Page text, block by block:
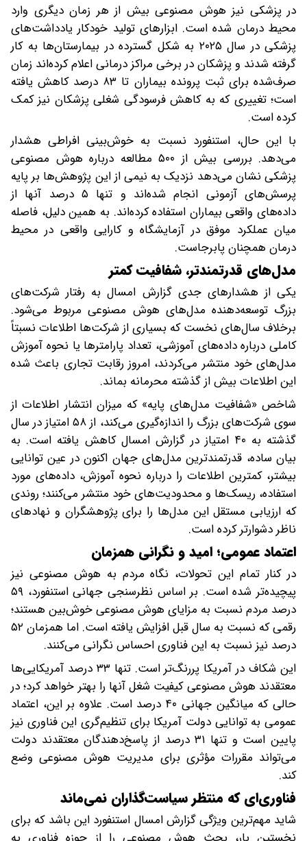
در پزشکی نیز هوش مصنوعی بیش از هر زمان دیگری وارد
محیط درمان شده است. ابزارهای تولید خودکار یادداشت‌های
پزشکی در سال ۲۰۲۵ به شکل گسترده در بیمارستان‌ها به کار
گرفته شدند و پزشکان در برخی مراکز درمانی اعلام کرده‌اند زمان
صرف‌شده برای ثبت پرونده بیماران تا ۸۳ درصد کاهش یافته
است؛ تغییری که به کاهش فرسودگی شغلی پزشکان نیز کمک
کرده است.
با این حال، استنفورد نسبت به خوش‌بینی افراطی هشدار
می‌دهد. بررسی بیش از ۵۰۰ مطالعه درباره هوش مصنوعی
پزشکی نشان می‌دهد نزدیک به نیمی از این پژوهش‌ها بر پایه
پرسش‌های آزمونی انجام شده‌اند و تنها ۵ درصد آنها از
داده‌های واقعی بیماران استفاده کرده‌اند. به همین دلیل، فاصله
میان عملکرد موفق در آزمایشگاه و کارایی واقعی در محیط
درمان همچنان پابرجاست.
مدل‌های قدرتمندتر، شفافیت کمتر
یکی از هشدارهای جدی گزارش امسال به رفتار شرکت‌های
بزرگ توسعه‌دهنده مدل‌های هوش مصنوعی مربوط می‌شود.
برخلاف سال‌های نخست که بسیاری از شرکت‌ها اطلاعات نسبتاً
کاملی درباره داده‌های آموزشی، تعداد پارامترها یا نحوه آموزش
مدل‌های خود منتشر می‌کردند، امروز رقابت تجاری باعث شده
این اطلاعات بیش از گذشته محرمانه بماند.
شاخص «شفافیت مدل‌های پایه» که میزان انتشار اطلاعات از
سوی شرکت‌های بزرگ را اندازه‌گیری می‌کند، از ۵۸ امتیاز در سال
گذشته به ۴۰ امتیاز در گزارش امسال کاهش یافته است. به
بیان ساده، قدرتمندترین مدل‌های جهان اکنون در عین توانایی
بیشتر، کمترین اطلاعات را درباره نحوه آموزش، داده‌های مورد
استفاده، ریسک‌ها و محدودیت‌های خود منتشر می‌کنند؛ روندی
که ارزیابی مستقل این مدل‌ها را برای پژوهشگران و نهادهای
ناظر دشوارتر کرده است.
اعتماد عمومی؛ امید و نگرانی همزمان
در کنار تمام این تحولات، نگاه مردم به هوش مصنوعی نیز
پیچیده‌تر شده است. بر اساس نظرسنجی جهانی استنفورد، ۵۹
درصد مردم نسبت به مزایای هوش مصنوعی خوش‌بین هستند؛
رقمی که نسبت به سال قبل افزایش یافته است. اما همزمان ۵۲
درصد نیز نسبت به این فناوری احساس نگرانی می‌کنند.
این شکاف در آمریکا پررنگ‌تر است. تنها ۳۳ درصد آمریکایی‌ها
معتقدند هوش مصنوعی کیفیت شغل آنها را بهتر خواهد کرد؛ در
حالی که میانگین جهانی ۴۰ درصد است. علاوه بر این، اعتماد
عمومی به توانایی دولت آمریکا برای تنظیم‌گری این فناوری نیز
پایین است و تنها ۳۱ درصد از پاسخ‌دهندگان معتقدند دولت
می‌تواند مقررات مؤثری برای مدیریت هوش مصنوعی وضع
کند.
فناوری‌ای که منتظر سیاست‌گذاران نمی‌ماند
شاید مهم‌ترین ویژگی گزارش امسال استنفورد این باشد که برای